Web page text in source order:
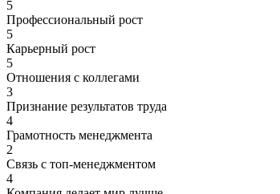
5
Профессиональный рост
5
Карьерный рост
5
Отношения с коллегами
3
Признание результатов труда
4
Грамотность менеджмента
2
Связь с топ-менеджментом
4